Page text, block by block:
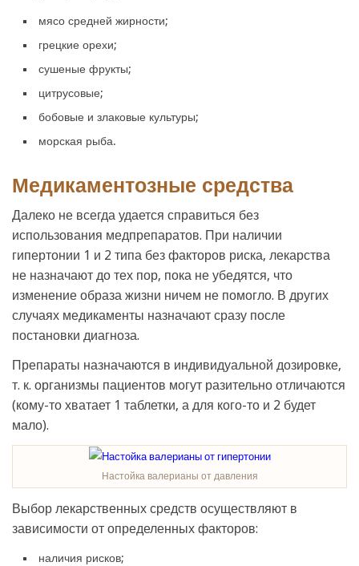
мясо средней жирности;
грецкие орехи;
сушеные фрукты;
цитрусовые;
бобовые и злаковые культуры;
морская рыба.
Медикаментозные средства
Далеко не всегда удается справиться без
использования медпрепаратов. При наличии
гипертонии 1 и 2 типа без факторов риска, лекарства
не назначают до тех пор, пока не убедятся, что
изменение образа жизни ничем не помогло. В других
случаях медикаменты назначают сразу после
постановки диагноза.
Препараты назначаются в индивидуальной дозировке,
т. к. организмы пациентов могут разительно отличаются
(кому-то хватает 1 таблетки, а для кого-то и 2 будет
мало).
Настойка валерианы от давления
Выбор лекарственных средств осуществляют в
зависимости от определенных факторов:
наличия рисков;